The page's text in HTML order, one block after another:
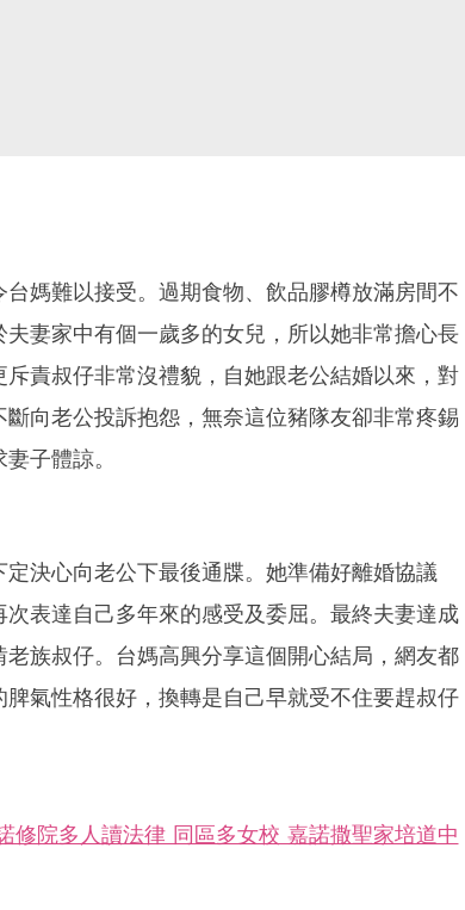
媽難以接受。過期食物、飲品膠樽放滿房間不
妻家中有個一歲多的女兒，所以她非常擔心長
責叔仔非常沒禮貌，自她跟老公結婚以來，對
向老公投訴抱怨，無奈這位豬隊友卻非常疼錫
子體諒。
決心向老公下最後通牒。她準備好離婚協議
表達自己多年來的感受及委屈。最終夫妻達成
族叔仔。台媽高興分享這個開心結局，網友都
氣性格很好，換轉是自己早就受不住要趕叔仔
修院多人讀法律 同區多女校 嘉諾撒聖家培道中